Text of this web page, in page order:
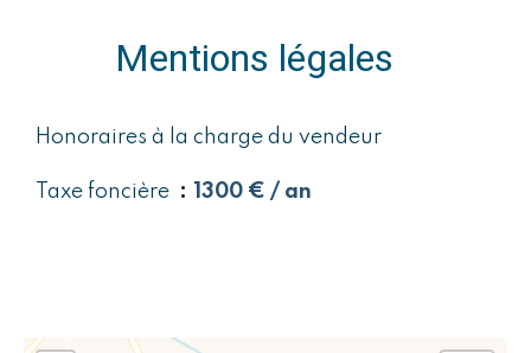
Mentions légales
Honoraires à la charge du vendeur
Taxe foncière 1300 € / an